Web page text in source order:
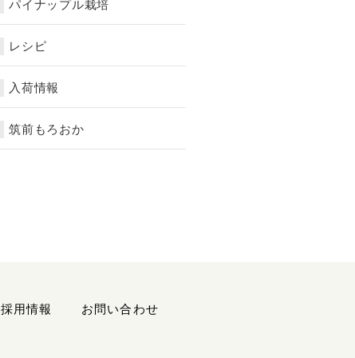
パイナップル栽培
レシピ
入荷情報
筑前もろおか
採用情報 お問い合わせ